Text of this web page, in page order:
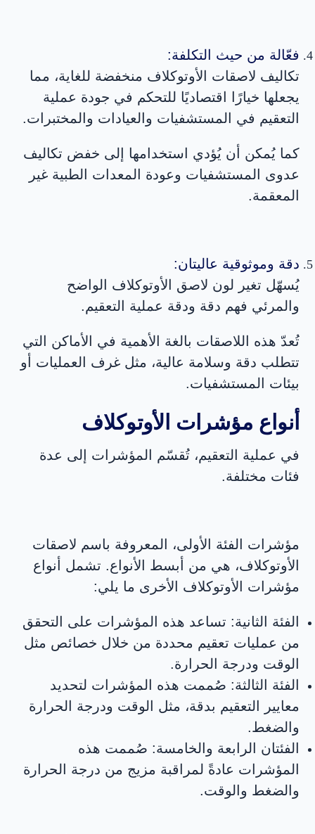
فعّالة من حيث التكلفة:
تكاليف لاصقات الأوتوكلاف منخفضة للغاية، مما
يجعلها خيارًا اقتصاديًا للتحكم في جودة عملية
التعقيم في المستشفيات والعيادات والمختبرات.
كما يُمكن أن يُؤدي استخدامها إلى خفض تكاليف
عدوى المستشفيات وعودة المعدات الطبية غير
المعقمة.
دقة وموثوقية عاليتان:
يُسهّل تغير لون لاصق الأوتوكلاف الواضح
والمرئي فهم دقة ودقة عملية التعقيم.
تُعدّ هذه اللاصقات بالغة الأهمية في الأماكن التي
تتطلب دقة وسلامة عالية، مثل غرف العمليات أو
بيئات المستشفيات.
أنواع مؤشرات الأوتوكلاف
في عملية التعقيم، تُقسّم المؤشرات إلى عدة
فئات مختلفة.
مؤشرات الفئة الأولى، المعروفة باسم لاصقات
الأوتوكلاف، هي من أبسط الأنواع. تشمل أنواع
مؤشرات الأوتوكلاف الأخرى ما يلي:
الفئة الثانية: تساعد هذه المؤشرات على التحقق
من عمليات تعقيم محددة من خلال خصائص مثل
الوقت ودرجة الحرارة.
الفئة الثالثة: صُممت هذه المؤشرات لتحديد
معايير التعقيم بدقة، مثل الوقت ودرجة الحرارة
والضغط.
الفئتان الرابعة والخامسة: صُممت هذه
المؤشرات عادةً لمراقبة مزيج من درجة الحرارة
والضغط والوقت.